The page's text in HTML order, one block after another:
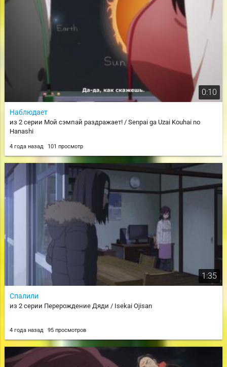
0:10
Наблюдает
из 2 серии Мой сэмпай раздражает! / Senpai ga Uzai Kouhai no
Hanashi
4 года назад 101 просмотр
1:35
Спалили
из 2 серии Перерождение Дяди / Isekai Ojisan
4 года назад 95 просмотров